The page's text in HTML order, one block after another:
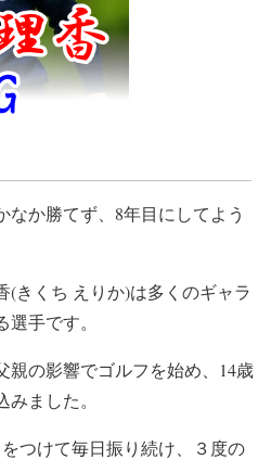
なか勝てず、8年目にしてよう
(きくち えりか)は多くのギャラ
手です。
親の影響でゴルフを始め、14歳
ました。
つけて毎日振り続け、３度の